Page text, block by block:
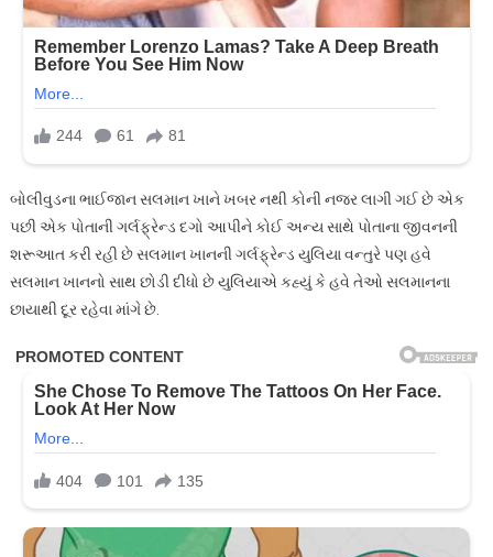
બોલીવુડના ભાઈજાન સલમાન ખાને ખબર નથી કોની નજર લાગી ગઈ છે એક
પછી એક પોતાની ગર્લફ્રેન્ડ દગો આપીને કોઈ અન્ય સાથે પોતાના જીવનની
શરૂઆત કરી રહી છે સલમાન ખાનની ગર્લફ્રેન્ડ યુલિયા વન્તુરે પણ હવે
સલમાન ખાનનો સાથ છોડી દીધો છે યુલિયાએ કહ્યું કે હવે તેઓ સલમાનના
છાયાથી દૂર રહેવા માંગે છે.